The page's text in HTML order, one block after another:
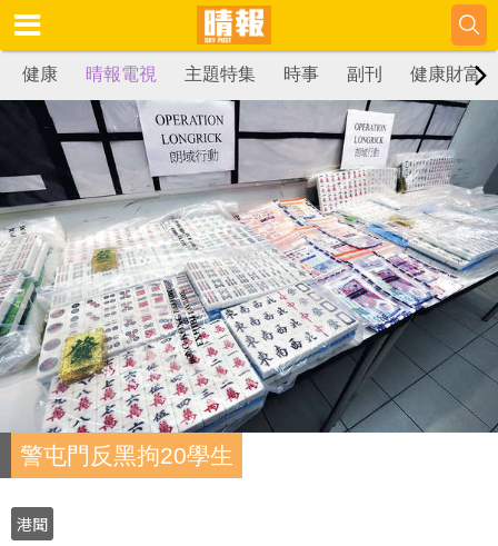
健康 晴報電視 主題特集 時事 副刊 健康財富
警屯門反黑拘20學生
港聞